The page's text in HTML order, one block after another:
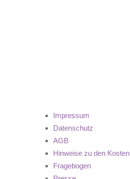
Impressum
Datenschutz
AGB
Hinweise zu den Kosten
Fragebogen